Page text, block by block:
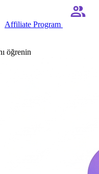
Affiliate Program
öğrenin